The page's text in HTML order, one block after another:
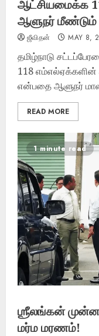
ஆட்சியமைக்க
ஆளுநர் மீண்டும்
ஜீவிதன் MAY 8,
தமிழ்நாடு
118 எம்எல்ஏக்களின்
என்பதை ஆளுநர்
READ MORE
1 minute read
ஶ்ரீலங்கன்
மர்ம மரணம்!